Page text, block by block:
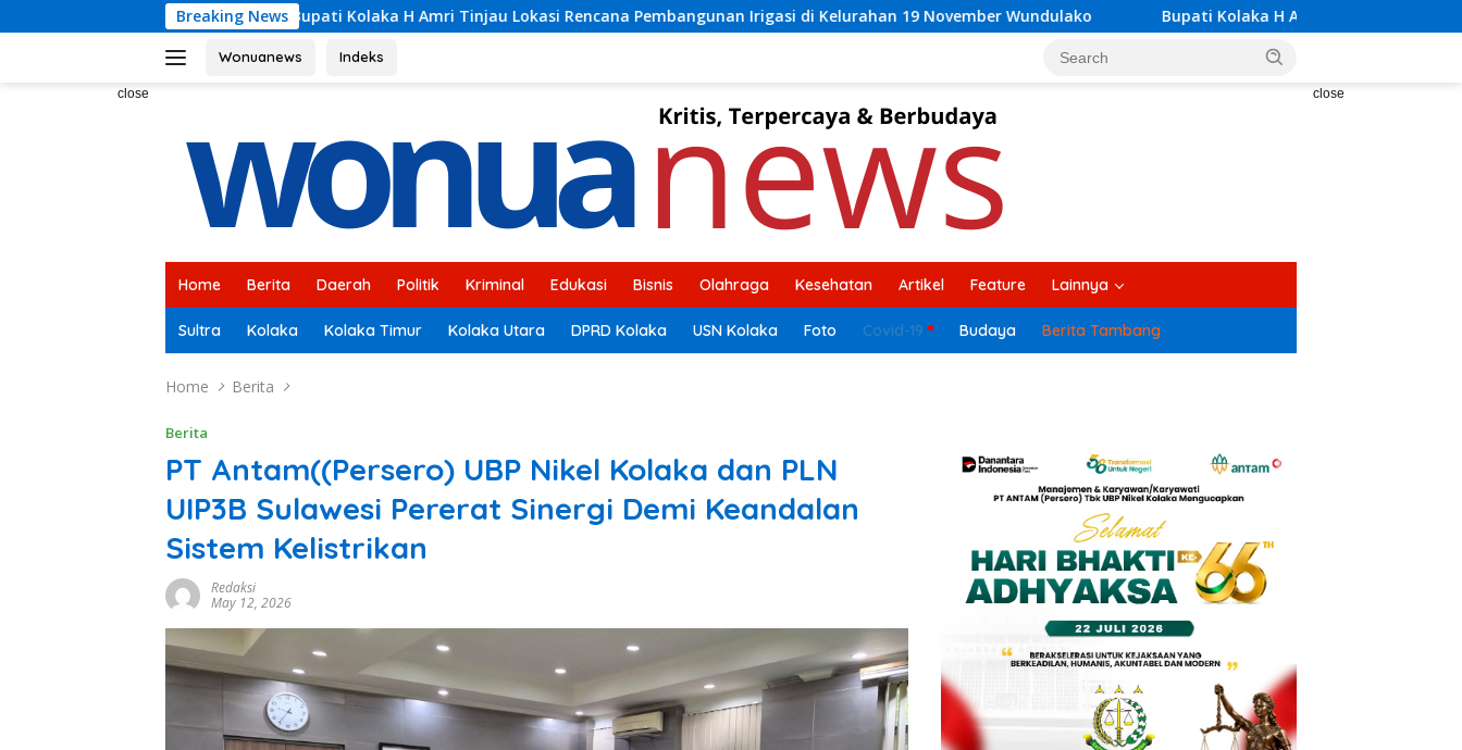
to
Breaking News
Bupati Kolaka H Amri Tinjau Lokasi Rencana Pembangunan Irigasi di Kelurahan 19 November Wundulako Bupati Kolaka H Amri, Buka Suara Soal Ketegangan Jalur Hauling
Wonuanews Indeks
close close
Home Berita Daerah Politik Kriminal Edukasi Bisnis Olahraga Kesehatan Artikel Feature Lainnya
Sultra Kolaka Kolaka Timur Kolaka Utara DPRD Kolaka USN Kolaka Foto Covid-19 Budaya Berita Tambang
Home Berita
Berita
PT Antam((Persero) UBP Nikel Kolaka dan PLN
UIP3B Sulawesi Pererat Sinergi Demi Keandalan
Sistem Kelistrikan
Redaksi
May 12, 2026